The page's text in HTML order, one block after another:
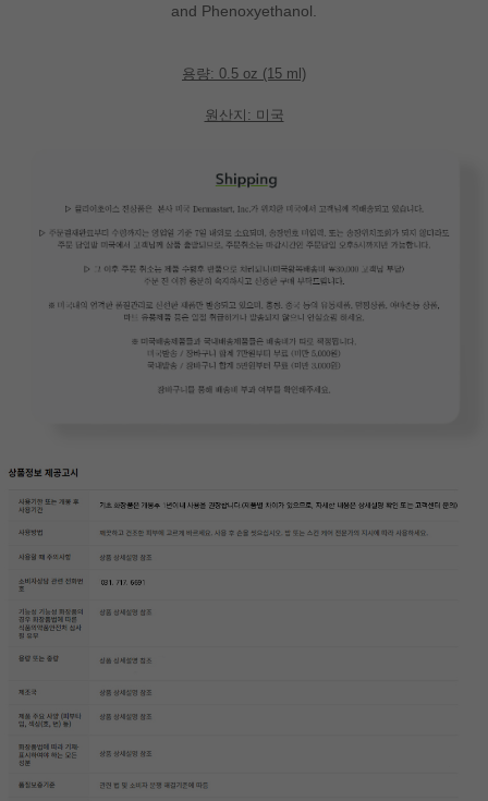
and Phenoxyethanol.
용량: 0.5 oz (15 ml)
원산지: 미국